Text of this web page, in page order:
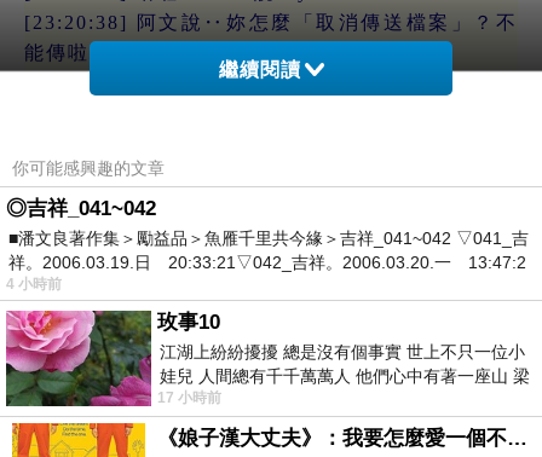
[23:20:38] 阿文說‥妳怎麼「取消傳送檔案」？不
能傳啦！
[23:21:18] 哈啦A-BOO說‥奇怪？我電腦，一直在
[23:21:46] 哈啦A-BOO說‥嗯呀！有點問題！
[23:22:34] 哈啦A-BOO說‥;( （哭臉）
[23:22:48] 阿文說‥妳要不要‥重新開機，或登入
一下？
[23:23:11] 哈啦A-BOO說‥我等下，真的得重開
機……
你在的話，再傳給我，好嗎？
[23:23:27] 阿文說‥好！等妳！
[23:23:39] 哈啦A-BOO說‥謝謝阿文嚕！
[23:54:01] 阿文說‥哈囉！妳的「等一下」，該不
繼續閱讀
你可能感興趣的文章
◎吉祥_041~042
■潘文良著作集＞勵益品＞魚雁千里共今緣＞吉祥_041~042 ▽041_吉
祥。2006.03.19.日 20:33:21▽042_吉祥。2006.03.20.一 13:47:2
4 小時前
玫事10
江湖上紛紛擾擾 總是沒有個事實 世上不只一位小
娃兒 人間總有千千萬萬人 他們心中有著一座山 梁
山佛山泰華衡恆嵩 一山之高
17 小時前
《娘子漢大丈夫》：我要怎麼愛一個不存在的人？